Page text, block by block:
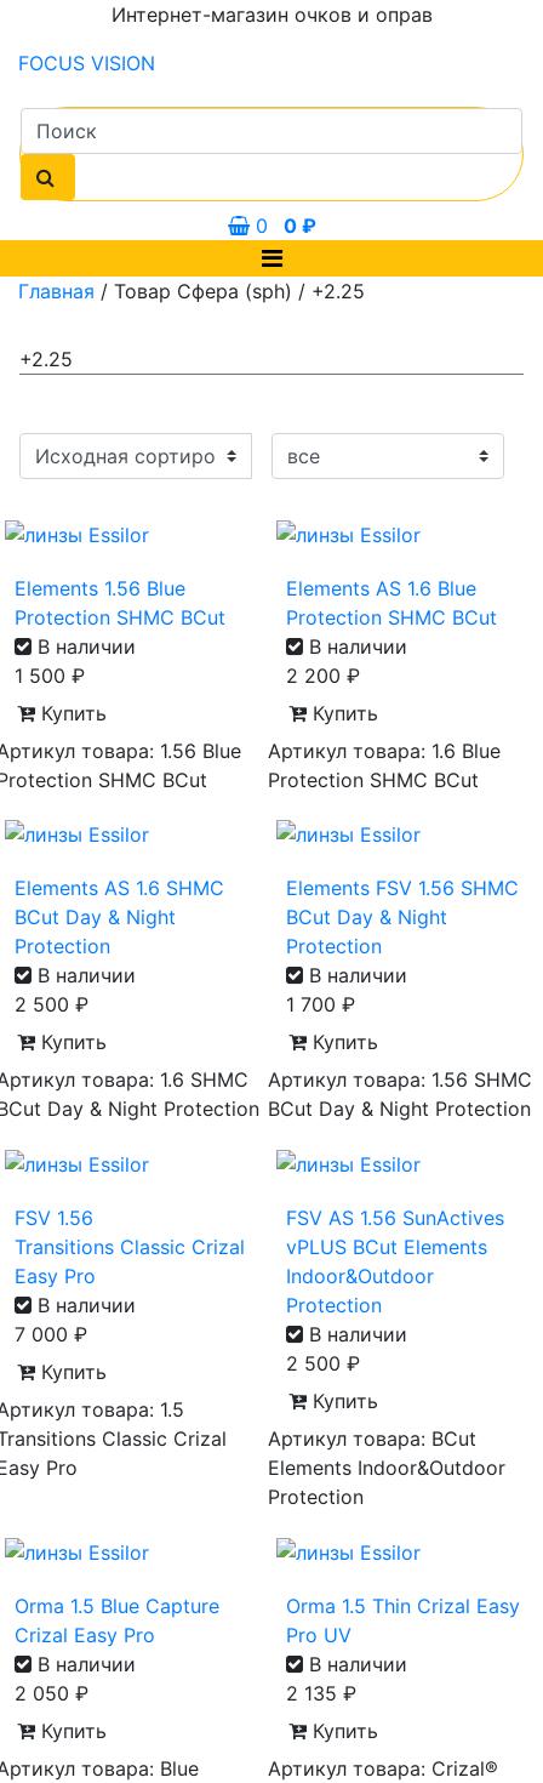
Интернет-магазин очков и оправ
FOCUS VISION
0 0 ₽
Главная / Товар Сфера (sph) / +2.25
+2.25
Elements 1.56 Blue
Protection SHMC BCut
В наличии
1 500 ₽
Купить
товара: 1.56 Blue
SHMC BCut
Elements AS 1.6 Blue
Protection SHMC BCut
В наличии
2 200 ₽
Купить
Артикул товара: 1.6 Blue
Protection SHMC BCut
Elements AS 1.6 SHMC
BCut Day & Night
Protection
В наличии
2 500 ₽
Купить
товара: 1.6 SHMC
Day & Night Protection
Elements FSV 1.56 SHMC
BCut Day & Night
Protection
В наличии
1 700 ₽
Купить
Артикул товара: 1.56 SHMC
BCut Day & Night Protection
FSV 1.56
Transitions Classic Crizal
Easy Pro
В наличии
7 000 ₽
Купить
товара: 1.5
Classic Crizal
Pro
FSV AS 1.56 SunActives
vPLUS BCut Elements
Indoor&Outdoor
Protection
В наличии
2 500 ₽
Купить
Артикул товара: BCut
Elements Indoor&Outdoor
Protection
Orma 1.5 Blue Capture
Crizal Easy Pro
В наличии
2 050 ₽
Купить
товара: Blue
Orma 1.5 Thin Crizal Easy
Pro UV
В наличии
2 135 ₽
Купить
Артикул товара: Crizal®